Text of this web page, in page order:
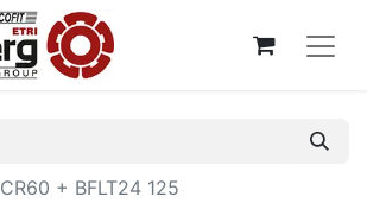
CR60 + BFLT24 125